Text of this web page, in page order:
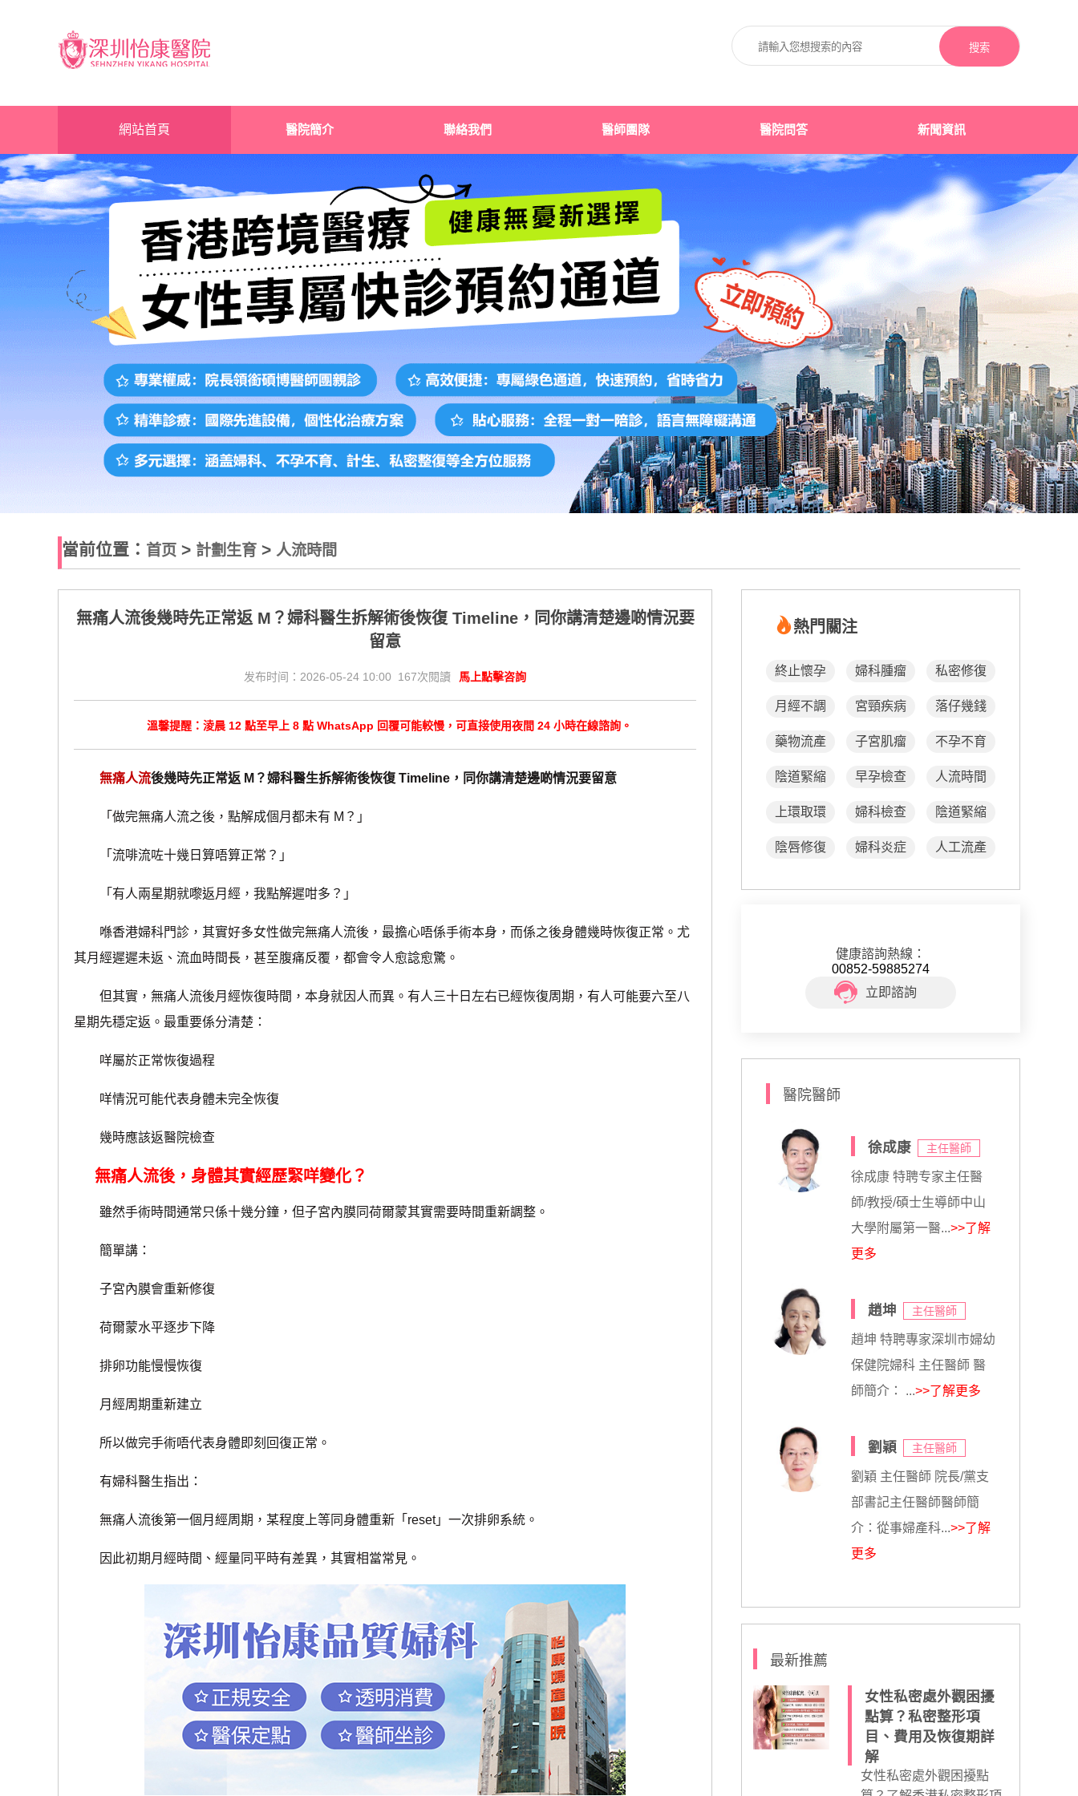
搜索
網站首頁 醫院簡介 聯絡我們 醫師團隊 醫院問答 新聞資訊
當前位置： 首页 > 計劃生育 > 人流時間
無痛人流後幾時先正常返 M？婦科醫生拆解術後恢復 Timeline，同你講清楚邊啲情況要
留意
发布时间：2026-05-24 10:00 167次閱讀 馬上點擊咨詢
溫馨提醒：淩晨 12 點至早上 8 點 WhatsApp 回覆可能較慢，可直接使用夜間 24 小時在線諮詢。
無痛人流後幾時先正常返 M？婦科醫生拆解術後恢復 Timeline，同你講清楚邊啲情況要留意
「做完無痛人流之後，點解成個月都未有 M？」
「流啡流咗十幾日算唔算正常？」
「有人兩星期就嚟返月經，我點解遲咁多？」
喺香港婦科門診，其實好多女性做完無痛人流後，最擔心唔係手術本身，而係之後身體幾時恢復正常。尤
其月經遲遲未返、流血時間長，甚至腹痛反覆，都會令人愈諗愈驚。
但其實，無痛人流後月經恢復時間，本身就因人而異。有人三十日左右已經恢復周期，有人可能要六至八
星期先穩定返。最重要係分清楚：
咩屬於正常恢復過程
咩情況可能代表身體未完全恢復
幾時應該返醫院檢查
無痛人流後，身體其實經歷緊咩變化？
雖然手術時間通常只係十幾分鐘，但子宮內膜同荷爾蒙其實需要時間重新調整。
簡單講：
子宮內膜會重新修復
荷爾蒙水平逐步下降
排卵功能慢慢恢復
月經周期重新建立
所以做完手術唔代表身體即刻回復正常。
有婦科醫生指出：
無痛人流後第一個月經周期，某程度上等同身體重新「reset」一次排卵系統。
因此初期月經時間、經量同平時有差異，其實相當常見。
熱門關注
終止懷孕 婦科腫瘤 私密修復
月經不調 宮頸疾病 落仔幾錢
藥物流產 子宮肌瘤 不孕不育
陰道緊縮 早孕檢查 人流時間
上環取環 婦科檢查 陰道緊縮
陰唇修復 婦科炎症 人工流產
健康諮詢熱線：
00852-59885274
立即諮詢
醫院醫師
徐成康 主任醫師
徐成康 特聘专家主任醫
師/教授/碩士生導師中山
大學附屬第一醫...>>了解
更多
趙坤 主任醫師
趙坤 特聘專家深圳市婦幼
保健院婦科 主任醫師 醫
師簡介： ...>>了解更多
劉穎 主任醫師
劉穎 主任醫師 院長/黨支
部書記主任醫師醫師簡
介：從事婦產科...>>了解
更多
最新推薦
女性私密處外觀困擾
點算？私密整形項
目、費用及恢復期詳
解
女性私密處外觀困擾點